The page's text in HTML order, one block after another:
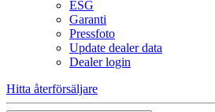
ESG
Garanti
Pressfoto
Update dealer data
Dealer login
Hitta återförsäljare